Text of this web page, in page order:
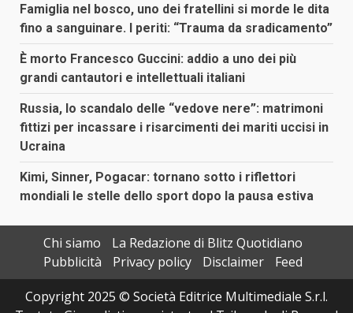
Famiglia nel bosco, uno dei fratellini si morde le dita
fino a sanguinare. I periti: “Trauma da sradicamento”
È morto Francesco Guccini: addio a uno dei più
grandi cantautori e intellettuali italiani
Russia, lo scandalo delle “vedove nere”: matrimoni
fittizi per incassare i risarcimenti dei mariti uccisi in
Ucraina
Kimi, Sinner, Pogacar: tornano sotto i riflettori
mondiali le stelle dello sport dopo la pausa estiva
Chi siamo
La Redazione di Blitz Quotidiano
Pubblicità
Privacy policy Disclaimer
Feed
Copyright 2025 © Società Editrice Multimediale S.r.l.